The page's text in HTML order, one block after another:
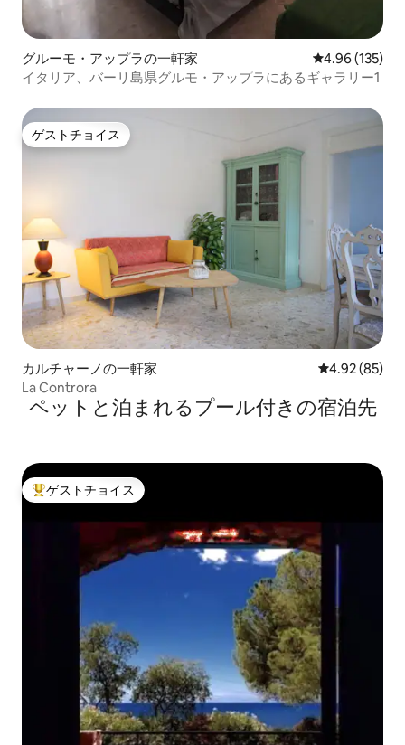
グルーモ・アップラの一軒家 レビュー135
4.96 (135)
イタリア、バーリ島県グルモ・アップラにあるギャラリー1
ゲストチョイス
ゲストチョイス
カルチャーノの一軒家 レビュー85
4.92 (85)
La Controra
ペットと泊まれるプール付きの宿泊先
大好評のゲストチョイスです。
ゲストチョイス